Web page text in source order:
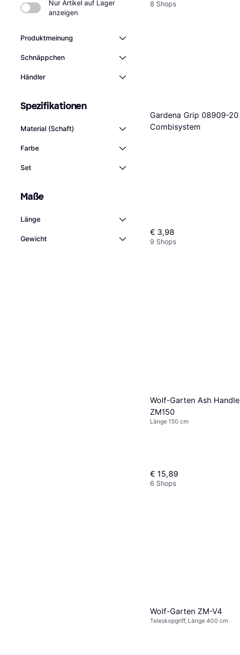
Nur Artikel auf Lager
anzeigen
Produktmeinung
Schnäppchen
Händler
Spezifikationen
Material (Schaft)
Farbe
Set
Maße
Länge
Gewicht
8 Shops
Gardena Grip 08909-20
Combisystem
€ 3,98
9 Shops
Wolf-Garten Ash Handle
ZM150
Länge 150 cm
€ 15,89
6 Shops
Wolf-Garten ZM-V4
Teleskopgriff, Länge 400 cm